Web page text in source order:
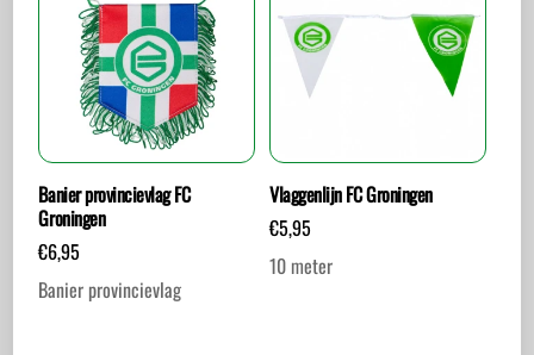
Banier provincievlag FC
Groningen
€6,95
Banier provincievlag
Vlaggenlijn FC Groningen
€5,95
10 meter